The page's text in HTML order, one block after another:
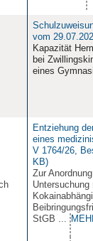
vom
Kapazität
bei
eines
Entziehung
eines
V 1764/26,
KB)
Zur
StGB ...